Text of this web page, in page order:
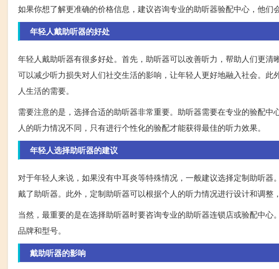
如果你想了解更准确的价格信息，建议咨询专业的助听器验配中心，他们
年轻人戴助听器的好处
年轻人戴助听器有很多好处。首先，助听器可以改善听力，帮助人们更
可以减少听力损失对人们社交生活的影响，让年轻人更好地融入社会。
人生活的需要。
需要注意的是，选择合适的助听器非常重要。助听器需要在专业的验配
人的听力情况不同，只有进行个性化的验配才能获得最佳的听力效果。
年轻人选择助听器的建议
对于年轻人来说，如果没有中耳炎等特殊情况，一般建议选择定制助听
戴了助听器。此外，定制助听器可以根据个人的听力情况进行设计和调整
当然，最重要的是在选择助听器时要咨询专业的助听器连锁店或验配中
品牌和型号。
戴助听器的影响